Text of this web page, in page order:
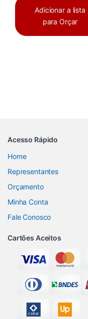
Adicionar a lista
para Orçar
Acesso Rápido
Home
Representantes
Orçamento
Minha Conta
Fale Conosco
Cartões Aceitos